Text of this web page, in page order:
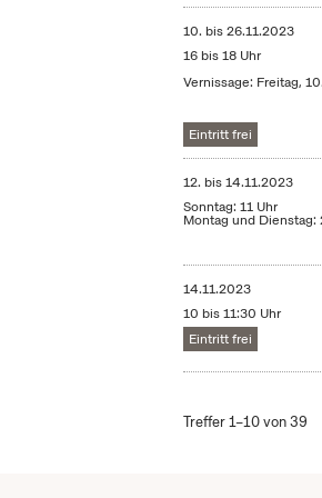
10. bis26.11.2023
16 bis 18 Uhr
Vernissage: Freitag,
Eintritt frei
12. bis14.11.2023
Sonntag: 11 Uhr
Montag und Dienstag:
14.11.2023
10 bis 11:30 Uhr
Eintritt frei
Treffer 1–10 von 39